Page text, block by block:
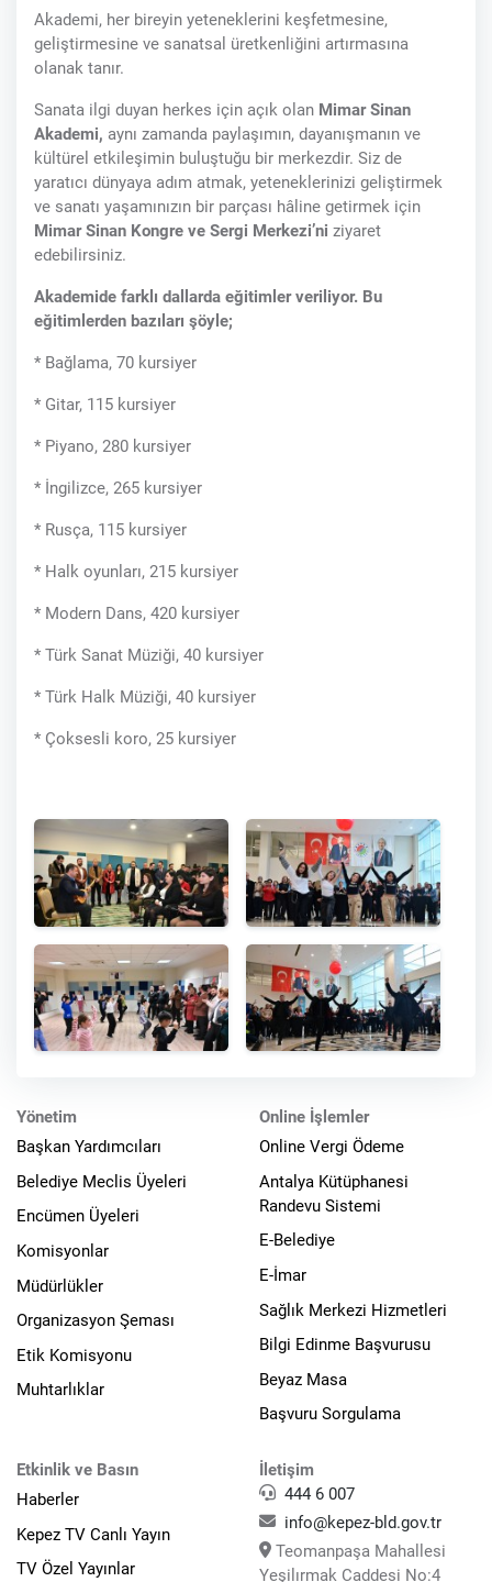
Akademi, her bireyin yeteneklerini keşfetmesine,
geliştirmesine ve sanatsal üretkenliğini artırmasına
olanak tanır.
Sanata ilgi duyan herkes için açık olan Mimar Sinan
Akademi, aynı zamanda paylaşımın, dayanışmanın ve
kültürel etkileşimin buluştuğu bir merkezdir. Siz de
yaratıcı dünyaya adım atmak, yeteneklerinizi geliştirmek
ve sanatı yaşamınızın bir parçası hâline getirmek için
Mimar Sinan Kongre ve Sergi Merkezi’ni ziyaret
edebilirsiniz.
Akademide farklı dallarda eğitimler veriliyor. Bu
eğitimlerden bazıları şöyle;
* Bağlama, 70 kursiyer
* Gitar, 115 kursiyer
* Piyano, 280 kursiyer
* İngilizce, 265 kursiyer
* Rusça, 115 kursiyer
* Halk oyunları, 215 kursiyer
* Modern Dans, 420 kursiyer
* Türk Sanat Müziği, 40 kursiyer
* Türk Halk Müziği, 40 kursiyer
* Çoksesli koro, 25 kursiyer
Yönetim
Başkan Yardımcıları
Belediye Meclis Üyeleri
Encümen Üyeleri
Komisyonlar
Müdürlükler
Organizasyon Şeması
Etik Komisyonu
Muhtarlıklar
Online İşlemler
Online Vergi Ödeme
Antalya Kütüphanesi
Randevu Sistemi
E-Belediye
E-İmar
Sağlık Merkezi Hizmetleri
Bilgi Edinme Başvurusu
Beyaz Masa
Başvuru Sorgulama
Etkinlik ve Basın
Haberler
Kepez TV Canlı Yayın
TV Özel Yayınlar
İletişim
444 6 007
info@kepez-bld.gov.tr
Teomanpaşa Mahallesi
Yeşilırmak Caddesi No:4